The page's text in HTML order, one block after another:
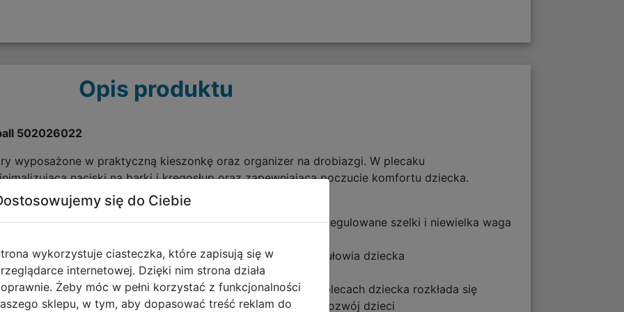
Opis produktu
502026022
wyposażone w praktyczną kieszonkę oraz organizer na drobiazgi. W plecaku
naciski na barki i kręgosłup oraz zapewniającą poczucie komfortu dziecka.
jakości, funkcjonalności i ergonomii
na barki i kręgosłup oraz zapewniają poczucie komfortu. Regulowane szelki i niewielka waga
dla każdego dziecka
panele plecaka pomagają utrzymać symetryczne ułożenie tułowia dziecka
i plecy przed nadmiernym ciężarem
i anatomicznie ukształtowanym tylnym panelom ciężar na plecach dziecka rozkłada się
Plecak zapewnia komfort pozostawania w ruchu i zdrowy rozwój dzieci
się do Ciebie
wykorzystuje ciasteczka, które zapisują się w
internetowej. Dzięki nim strona działa
Żeby móc w pełni korzystać z funkcjonalności
sklepu, w tym, aby dopasować treść reklam do